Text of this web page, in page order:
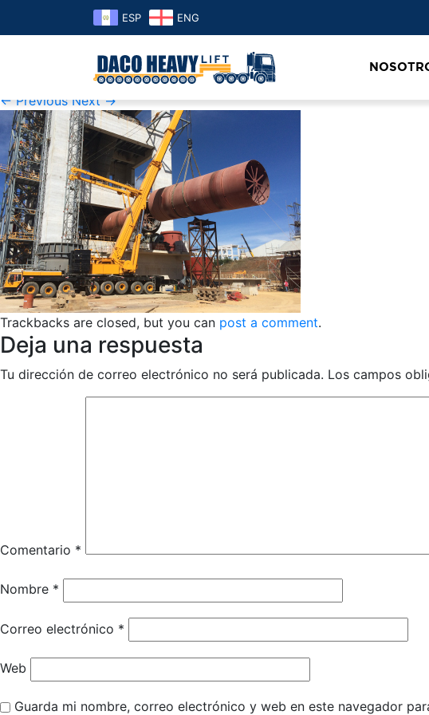
ESP ENG
cementos-progreso
01 de April de 2019at377 × 254in
← Previous Next →
Trackbacks are closed, but you can post a comment.
Deja una respuesta
Tu dirección de correo electrónico no será publicada. Los campos
Comentario *
Nombre *
Correo electrónico *
Web
Guarda mi nombre, correo electrónico y web en este navegador